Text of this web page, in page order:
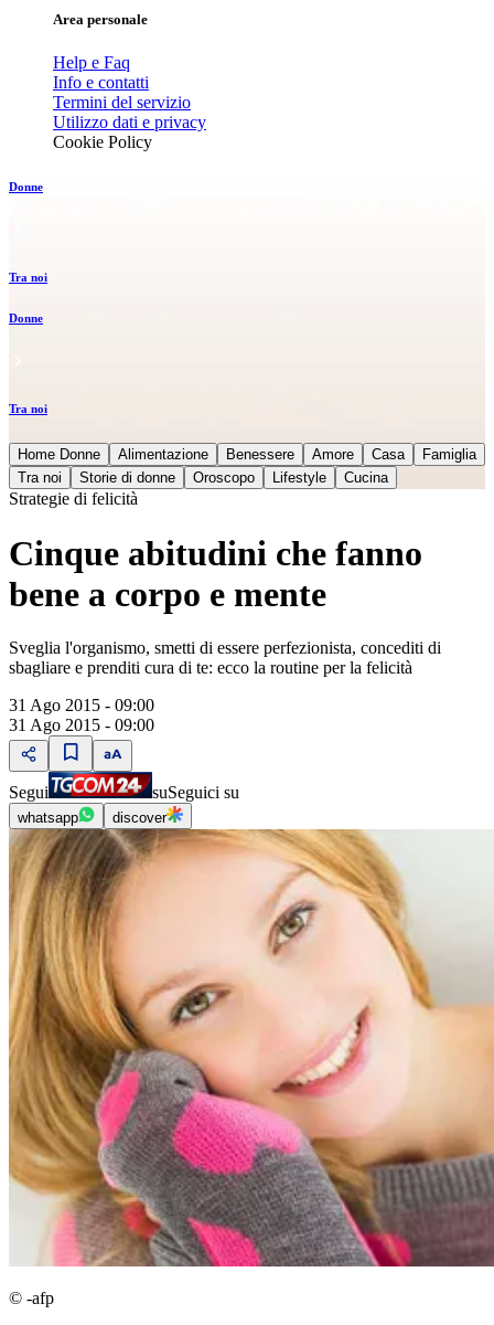
Area personale
Help e Faq
Info e contatti
Termini del servizio
Utilizzo dati e privacy
Cookie Policy
Donne
Tra noi
Donne
Tra noi
Home Donne Alimentazione Benessere Amore Casa
Famiglia
Tra noi
Storie di donne Oroscopo Lifestyle Cucina
Strategie di felicità
Cinque abitudini che fanno
bene a corpo e mente
Sveglia l'organismo, smetti di essere perfezionista, concediti di
sbagliare e prenditi cura di te: ecco la routine per la felicità
31 Ago 2015 - 09:00
31 Ago 2015 - 09:00
Segui suSeguici su
whatsapp discover
© -afp